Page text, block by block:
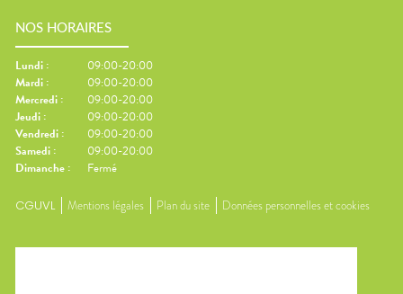
NOS HORAIRES
Lundi :
09:00-20:00
Mardi :
09:00-20:00
Mercredi :
09:00-20:00
Jeudi :
09:00-20:00
Vendredi :
09:00-20:00
Samedi :
09:00-20:00
Dimanche : Fermé
CGUVL Mentions légales Plan du site Données personnelles et cookies